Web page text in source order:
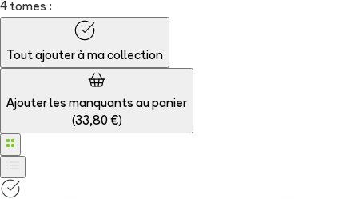
4 tomes :
Tout ajouter à ma collection
Ajouter les manquants au panier
(33,80 €)